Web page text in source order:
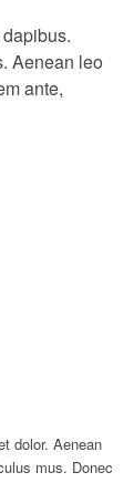
Aenean leo
ante,
dolor. Aenean
mus. Donec